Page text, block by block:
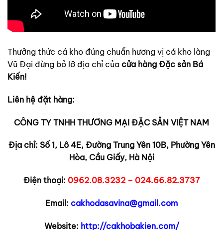
Thưởng thức cá kho đúng chuẩn hương vị cá kho làng
Vũ Đại đừng bỏ lỡ địa chỉ của cửa hàng Đặc sản Bá
Kiến!
Liên hệ đặt hàng:
CÔNG TY TNHH THƯƠNG MẠI ĐẶC SẢN VIỆT NAM
Địa chỉ: Số 1, Lô 4E, Đường Trung Yên 10B, Phường Yên
Hòa, Cầu Giấy, Hà Nội
Điện thoại: 0962.08.3232 – 024.66.82.3737
Email: cakhodasavina@gmail.com
Website: http://cakhobakien.com/